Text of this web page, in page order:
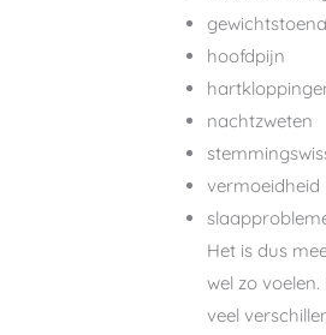
hoofdpijn
nachtzweten
vermoeidheid
Het is dus
wel zo
veel